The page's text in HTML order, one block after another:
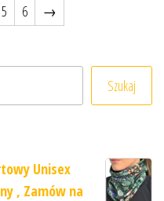
5 6 →
Szukaj
Unisex
, Zamów na